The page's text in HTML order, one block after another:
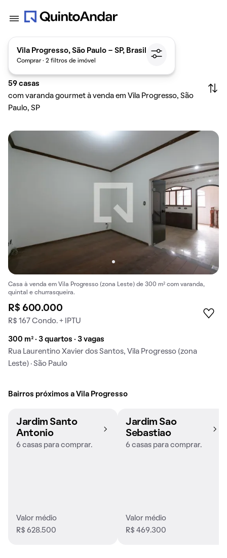
Vila Progresso, São Paulo - SP, Brasil
Comprar · 2 filtros de imóvel
59 casas
com varanda gourmet à venda em Vila Progresso, São
Paulo, SP
Casa à venda em Vila Progresso (zona Leste) de 300 m² com varanda,
quintal e churrasqueira.
R$ 600.000
R$ 167 Condo. + IPTU
300 m² · 3 quartos · 3 vagas
Rua Laurentino Xavier dos Santos, Vila Progresso (zona
Leste) · São Paulo
Bairros próximos a Vila Progresso
Jardim Santo
Antonio
6 casas para comprar.
Valor médio
R$ 628.500
Jardim Sao
Sebastiao
6 casas para comprar.
Valor médio
R$ 469.300